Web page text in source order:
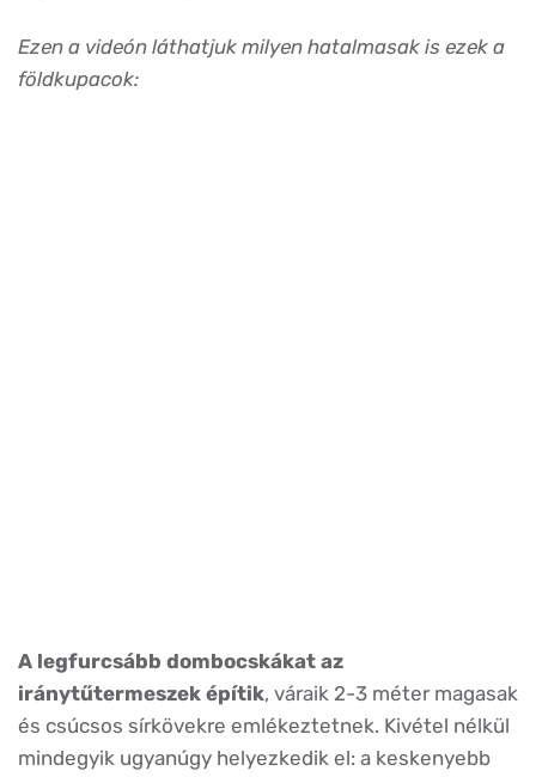
Ezen a videón láthatjuk milyen hatalmasak is ezek a
földkupacok:
A legfurcsább dombocskákat az
iránytűtermeszek építik, váraik 2-3 méter magasak
és csúcsos sírkövekre emlékeztetnek. Kivétel nélkül
mindegyik ugyanúgy helyezkedik el: a keskenyebb